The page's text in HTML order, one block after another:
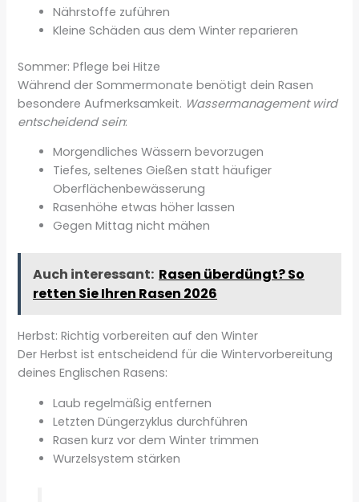
Nährstoffe zuführen
Kleine Schäden aus dem Winter reparieren
Sommer: Pflege bei Hitze
Während der Sommermonate benötigt dein Rasen
besondere Aufmerksamkeit. Wassermanagement wird
entscheidend sein:
Morgendliches Wässern bevorzugen
Tiefes, seltenes Gießen statt häufiger
Oberflächenbewässerung
Rasenhöhe etwas höher lassen
Gegen Mittag nicht mähen
Auch interessant: Rasen überdüngt? So
retten Sie Ihren Rasen 2026
Herbst: Richtig vorbereiten auf den Winter
Der Herbst ist entscheidend für die Wintervorbereitung
deines Englischen Rasens:
Laub regelmäßig entfernen
Letzten Düngerzyklus durchführen
Rasen kurz vor dem Winter trimmen
Wurzelsystem stärken